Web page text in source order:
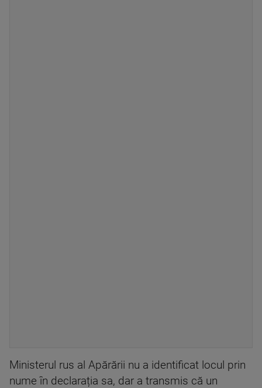
Ministerul rus al Apărării nu a identificat locul prin
nume în declarația sa, dar a transmis că un